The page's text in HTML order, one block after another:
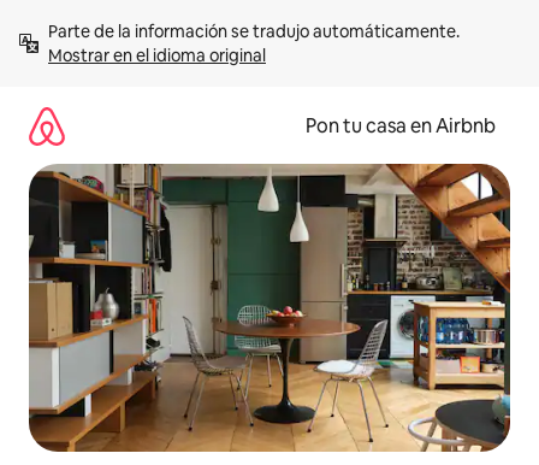
contenidoMostrar en el idioma original
Pon tu casa en Airbnb